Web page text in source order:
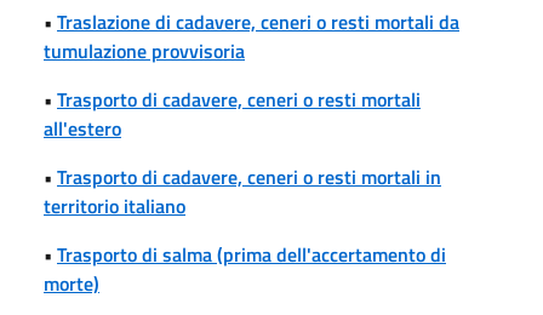
• Traslazione di cadavere, ceneri o resti mortali da
tumulazione provvisoria
• Trasporto di cadavere, ceneri o resti mortali
all'estero
• Trasporto di cadavere, ceneri o resti mortali in
territorio italiano
• Trasporto di salma (prima dell'accertamento di
morte)